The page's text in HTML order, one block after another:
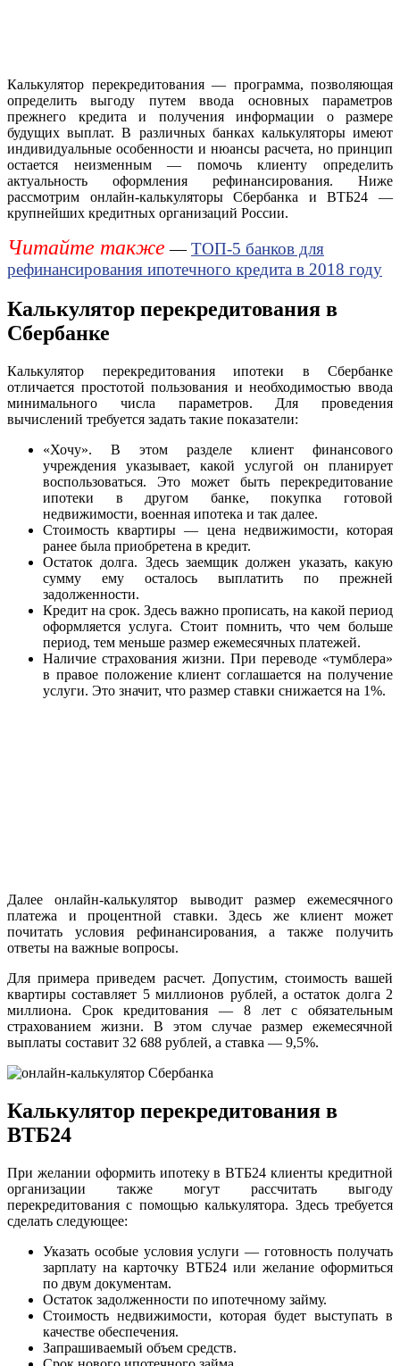
Калькулятор перекредитования — программа, позволяющая
определить выгоду путем ввода основных параметров
прежнего кредита и получения информации о размере
будущих выплат. В различных банках калькуляторы имеют
индивидуальные особенности и нюансы расчета, но принцип
остается неизменным — помочь клиенту определить
актуальность оформления рефинансирования. Ниже
рассмотрим онлайн-калькуляторы Сбербанка и ВТБ24 —
крупнейших кредитных организаций России.
Читайте также —ТОП-5 банков для
рефинансирования ипотечного кредита в 2018 году
Калькулятор перекредитования в
Сбербанке
Калькулятор перекредитования ипотеки в Сбербанке
отличается простотой пользования и необходимостью ввода
минимального числа параметров. Для проведения
вычислений требуется задать такие показатели:
«Хочу». В этом разделе клиент финансового
учреждения указывает, какой услугой он планирует
воспользоваться. Это может быть перекредитование
ипотеки в другом банке, покупка готовой
недвижимости, военная ипотека и так далее.
Стоимость квартиры — цена недвижимости, которая
ранее была приобретена в кредит.
Остаток долга. Здесь заемщик должен указать, какую
сумму ему осталось выплатить по прежней
задолженности.
Кредит на срок. Здесь важно прописать, на какой период
оформляется услуга. Стоит помнить, что чем больше
период, тем меньше размер ежемесячных платежей.
Наличие страхования жизни. При переводе «тумблера»
в правое положение клиент соглашается на получение
услуги. Это значит, что размер ставки снижается на 1%.
Далее онлайн-калькулятор выводит размер ежемесячного
платежа и процентной ставки. Здесь же клиент может
почитать условия рефинансирования, а также получить
ответы на важные вопросы.
Для примера приведем расчет. Допустим, стоимость вашей
квартиры составляет 5 миллионов рублей, а остаток долга 2
миллиона. Срок кредитования — 8 лет с обязательным
страхованием жизни. В этом случае размер ежемесячной
выплаты составит 32 688 рублей, а ставка — 9,5%.
Калькулятор перекредитования в
ВТБ24
При желании оформить ипотеку в ВТБ24 клиенты кредитной
организации также могут рассчитать выгоду
перекредитования с помощью калькулятора. Здесь требуется
сделать следующее:
Указать особые условия услуги — готовность получать
зарплату на карточку ВТБ24 или желание оформиться
по двум документам.
Остаток задолженности по ипотечному займу.
Стоимость недвижимости, которая будет выступать в
качестве обеспечения.
Запрашиваемый объем средств.